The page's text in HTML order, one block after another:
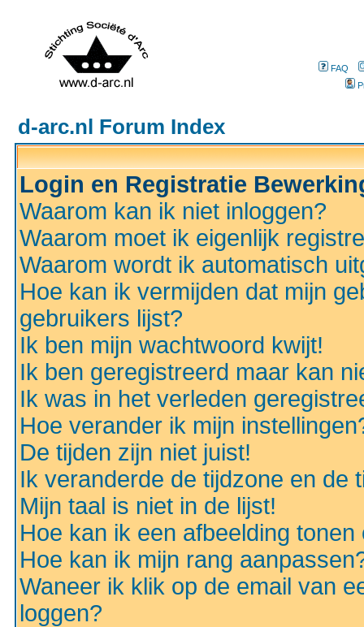
FAQ
d-arc.nl Forum Index
Login en Registratie
Waarom kan ik niet inloggen?
Waarom moet ik eigenlijk
Waarom wordt ik automatisch
Hoe kan ik vermijden dat mijn
gebruikers lijst?
Ik ben mijn wachtwoord kwijt!
Ik ben geregistreerd maar kan
Ik was in het verleden
Hoe verander ik mijn
De tijden zijn niet juist!
Ik veranderde de tijdzone en de
Mijn taal is niet in de lijst!
Hoe kan ik een afbeelding
Hoe kan ik mijn rang
Waneer ik klik op de email van
loggen?